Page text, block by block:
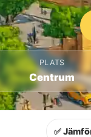
PLATS
Centrum
✅